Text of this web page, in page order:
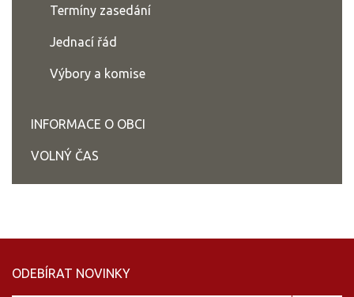
Termíny zasedání
Jednací řád
Výbory a komise
INFORMACE O OBCI
VOLNÝ ČAS
ODEBÍRAT NOVINKY